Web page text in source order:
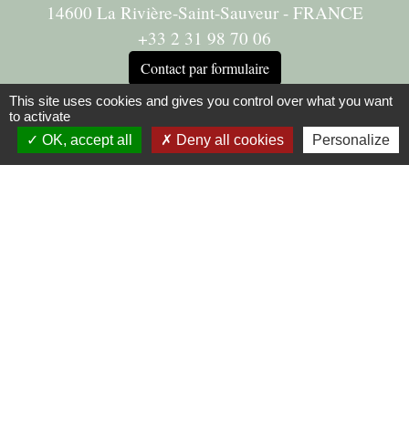
14600 La Rivière-Saint-Sauveur - FRANCE
+33 2 31 98 70 06
Contact par formulaire
du lundi au vendredi de 9h30 à 12h00 et de 14h00 à
17h30.
This site uses cookies and gives you control over what you want
to activate
OK, accept all
Deny all cookies Personalize